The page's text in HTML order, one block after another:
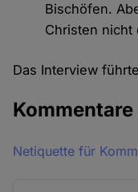
Bischöfen.
Christen nicht
Das Interview
Kommentare
Netiquette für